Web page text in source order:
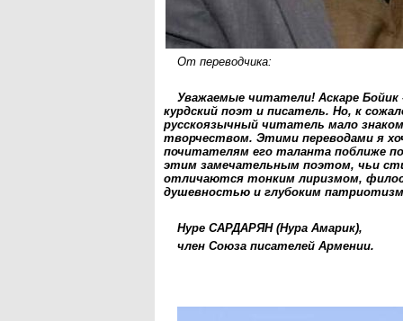
От переводчика:
Уважаемые читатели! Аскаре Бойик
курдский поэт и писатель. Но, к
русскоязычный читатель мало
творчеством. Этими переводами я
почитателям его таланта поближе
этим замечательным поэтом, чьи
отличаются тонким лиризмом,
душевностью и глубоким
Нуре САРДАРЯН (Нура Амарик),
член Союза писателей Армении.